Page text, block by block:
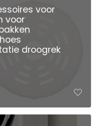
voor
voor
droogrek